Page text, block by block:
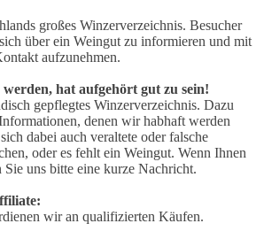
großes Winzerverzeichnis. Besucher
über ein Weingut zu informieren und mit
aufzunehmen.
hat aufgehört gut zu sein!
gepflegtes Winzerverzeichnis. Dazu
denen wir habhaft werden
dabei auch veraltete oder falsche
oder es fehlt ein Weingut. Wenn Ihnen
uns bitte eine kurze Nachricht.
wir an qualifizierten Käufen.